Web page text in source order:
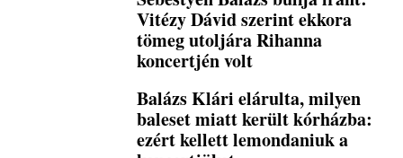
Vitézy Dávid szerint ekkora
tömeg utoljára Rihanna
koncertjén volt
Balázs Klári elárulta, milyen
baleset miatt került kórházba:
ezért kellett lemondaniuk a